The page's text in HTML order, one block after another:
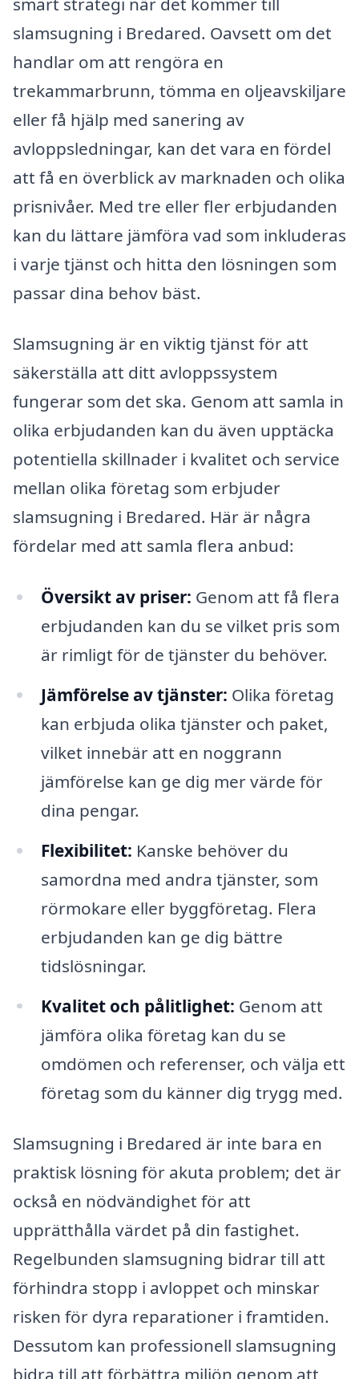
slamsugning i Bredared. Oavsett om det
handlar om att rengöra en
trekammarbrunn, tömma en oljeavskiljare
eller få hjälp med sanering av
avloppsledningar, kan det vara en fördel
att få en överblick av marknaden och olika
prisnivåer. Med tre eller fler erbjudanden
kan du lättare jämföra vad som inkluderas
i varje tjänst och hitta den lösningen som
passar dina behov bäst.
Slamsugning är en viktig tjänst för att
säkerställa att ditt avloppssystem
fungerar som det ska. Genom att samla in
olika erbjudanden kan du även upptäcka
potentiella skillnader i kvalitet och service
mellan olika företag som erbjuder
slamsugning i Bredared. Här är några
fördelar med att samla flera anbud:
Översikt av priser: Genom att få flera
erbjudanden kan du se vilket pris som
är rimligt för de tjänster du behöver.
Jämförelse av tjänster: Olika företag
kan erbjuda olika tjänster och paket,
vilket innebär att en noggrann
jämförelse kan ge dig mer värde för
dina pengar.
Flexibilitet: Kanske behöver du
samordna med andra tjänster, som
rörmokare eller byggföretag. Flera
erbjudanden kan ge dig bättre
tidslösningar.
Kvalitet och pålitlighet: Genom att
jämföra olika företag kan du se
omdömen och referenser, och välja ett
företag som du känner dig trygg med.
Slamsugning i Bredared är inte bara en
praktisk lösning för akuta problem; det är
också en nödvändighet för att
upprätthålla värdet på din fastighet.
Regelbunden slamsugning bidrar till att
förhindra stopp i avloppet och minskar
risken för dyra reparationer i framtiden.
Dessutom kan professionell slamsugning
bidra till att förbättra miljön genom att